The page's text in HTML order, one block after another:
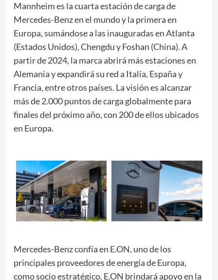
Mannheim es la cuarta estación de carga de
Mercedes-Benz en el mundo y la primera en
Europa, sumándose a las inauguradas en Atlanta
(Estados Unidos), Chengdu y Foshan (China). A
partir de 2024, la marca abrirá más estaciones en
Alemania y expandirá su red a Italia, España y
Francia, entre otros países. La visión es alcanzar
más de 2.000 puntos de carga globalmente para
finales del próximo año, con 200 de ellos ubicados
en Europa.
Mercedes-Benz confía en E.ON, uno de los
principales proveedores de energía de Europa,
como socio estratégico. E.ON brindará apoyo en la